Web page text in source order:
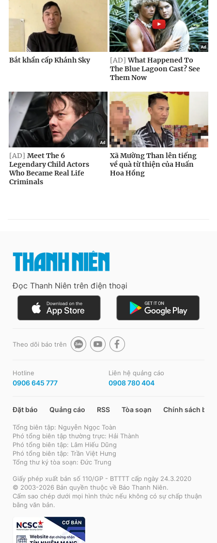
Đọc Thanh Niên trên điện thoại
Theo dõi báo trên
Hotline
0906 645 777
Liên hệ quảng cáo
0908 780 404
Đặt báo Quảng cáo RSS Tòa soạn Chính sách bảo
Tổng biên tập: Nguyễn Ngọc Toàn
Phó tổng biên tập thường trực: Hải Thành
Phó tổng biên tập: Lâm Hiếu Dũng
Phó tổng biên tập: Trần Việt Hưng
Tổng thư ký tòa soạn: Đức Trung
Giấy phép xuất bản số 110/GP - BTTTT cấp ngày 24.3.2020
© 2003-2026 Bản quyền thuộc về Báo Thanh Niên.
Cấm sao chép dưới mọi hình thức nếu không có sự chấp thuận
bằng văn bản.